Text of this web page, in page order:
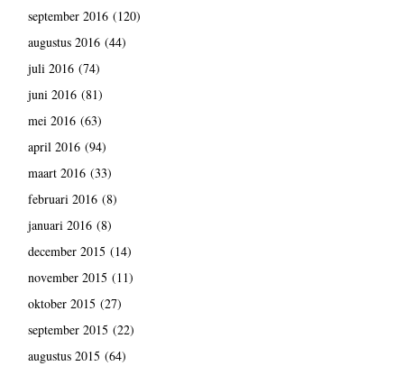
september 2016(120)
augustus 2016(44)
juli 2016(74)
juni 2016(81)
mei 2016(63)
april 2016(94)
maart 2016(33)
februari 2016(8)
januari 2016(8)
december 2015 (14)
november 2015 (11)
oktober 2015 (27)
september 2015 (22)
augustus 2015 (64)